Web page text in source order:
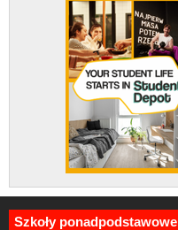
Szkoły ponadpodstawowe